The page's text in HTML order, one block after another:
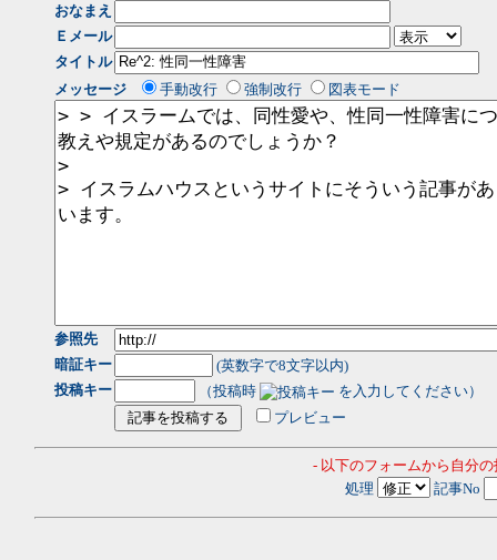
おなまえ
Ｅメール
タイトル
メッセージ
手動改行 強制改行 図表モード
参照先
暗証キー
(英数字で8文字以内)
投稿キー
（投稿時
を入力してください）
プレビュー
- 以下のフォームから自分
処理
記事No